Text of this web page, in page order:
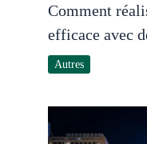
Comment
efficace avec
Autres